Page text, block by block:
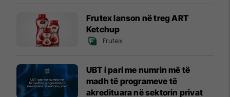
Frutex lanson në treg ART
Ketchup
Frutex
UBT i pari me numrin më të
madh të programeve të
akredituara në sektorin privat